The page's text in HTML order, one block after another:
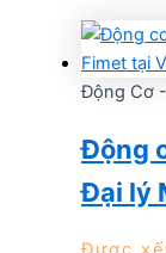
Động Cơ
Động
Đại lý